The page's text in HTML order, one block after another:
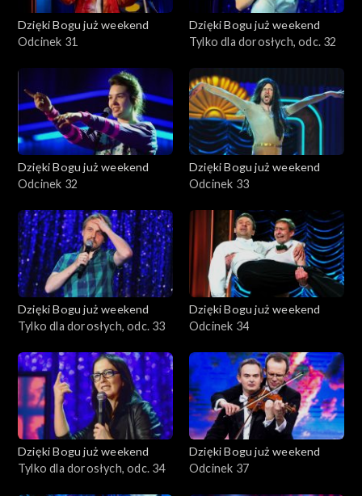
Dzięki Bogu już weekend
Odcinek 31
Dzięki Bogu już weekend
Tylko dla dorosłych, odc. 32
Dzięki Bogu już weekend
Odcinek 32
Dzięki Bogu już weekend
Odcinek 33
Dzięki Bogu już weekend
Tylko dla dorosłych, odc. 33
Dzięki Bogu już weekend
Odcinek 34
Dzięki Bogu już weekend
Tylko dla dorosłych, odc. 34
Dzięki Bogu już weekend
Odcinek 37